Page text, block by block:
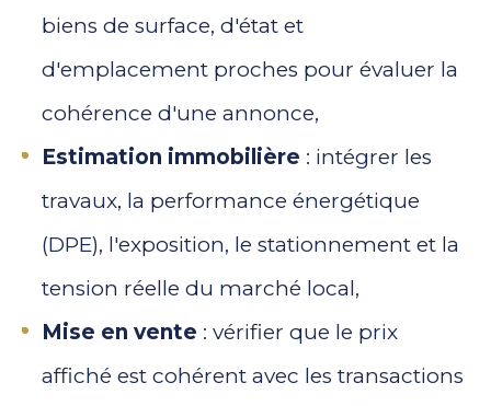
biens de surface, d'état et
d'emplacement proches pour évaluer la
cohérence d'une annonce,
Estimation immobilière : intégrer les
travaux, la performance énergétique
(DPE), l'exposition, le stationnement et la
tension réelle du marché local,
Mise en vente : vérifier que le prix
affiché est cohérent avec les transactions